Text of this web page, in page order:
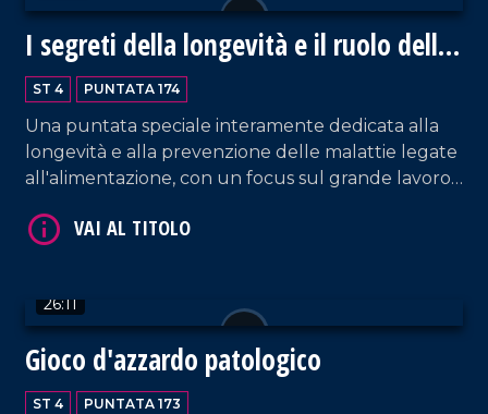
I segreti della longevità e il ruolo della
Calabria
ST 4 PUNTATA 174
Una puntata speciale interamente dedicata alla
longevità e alla prevenzione delle malattie legate
all'alimentazione, con un focus sul grande lavoro
dialogo a più voci con il professor Giuseppe
nostra Regione.
26:11
Gioco d'azzardo patologico
ST 4 PUNTATA 173
VAI AL TITOLO